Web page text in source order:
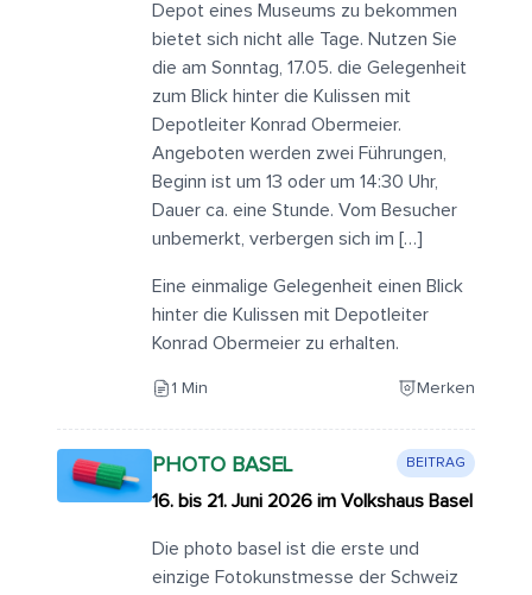
Depot eines Museums zu bekommen
bietet sich nicht alle Tage. Nutzen Sie
die am Sonntag, 17.05. die Gelegenheit
zum Blick hinter die Kulissen mit
Depotleiter Konrad Obermeier.
Angeboten werden zwei Führungen,
Beginn ist um 13 oder um 14:30 Uhr,
Dauer ca. eine Stunde. Vom Besucher
unbemerkt, verbergen sich im […]
Eine einmalige Gelegenheit einen Blick
hinter die Kulissen mit Depotleiter
Konrad Obermeier zu erhalten.
1 Min Merken
PHOTO BASEL BEITRAG
16. bis 21. Juni 2026 im Volkshaus Basel
Die photo basel ist die erste und
einzige Fotokunstmesse der Schweiz